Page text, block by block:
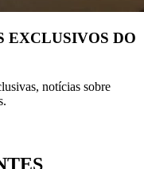
EXCLUSIVOS DO
notícias sobre